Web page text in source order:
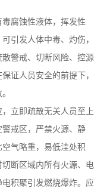
腐蚀性液体，挥发性
引发人体中毒、灼伤，
警戒、切断风险、控源
证人员安全的前提下，
立即疏散无关人员至上
戒区，严禁火源、静
气略重，易低洼处积
断区域内所有火源、电
积聚引发燃烧爆炸。应